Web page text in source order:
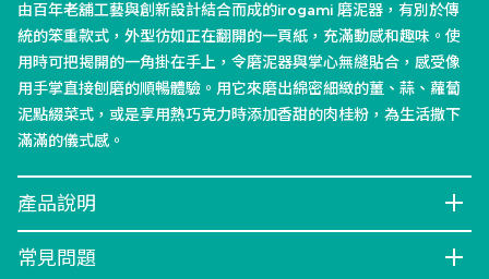
由百年老舖工藝與創新設計結合而成的irogami 磨泥器，有別於傳
統的笨重款式，外型彷如正在翻開的一頁紙，充滿動感和趣味。使
用時可把揭開的一角掛在手上，令磨泥器與掌心無縫貼合，感受像
用手掌直接刨磨的順暢體驗。用它來磨出綿密細緻的薑、蒜、蘿蔔
泥點綴菜式，或是享用熱巧克力時添加香甜的肉桂粉，為生活撒下
滿滿的儀式感。
產品說明
常見問題